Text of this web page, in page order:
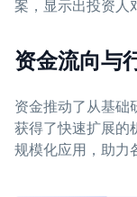
案，显示出投资人
资金流向与
资金推动了从基础
获得了快速扩展的
规模化应用，助力